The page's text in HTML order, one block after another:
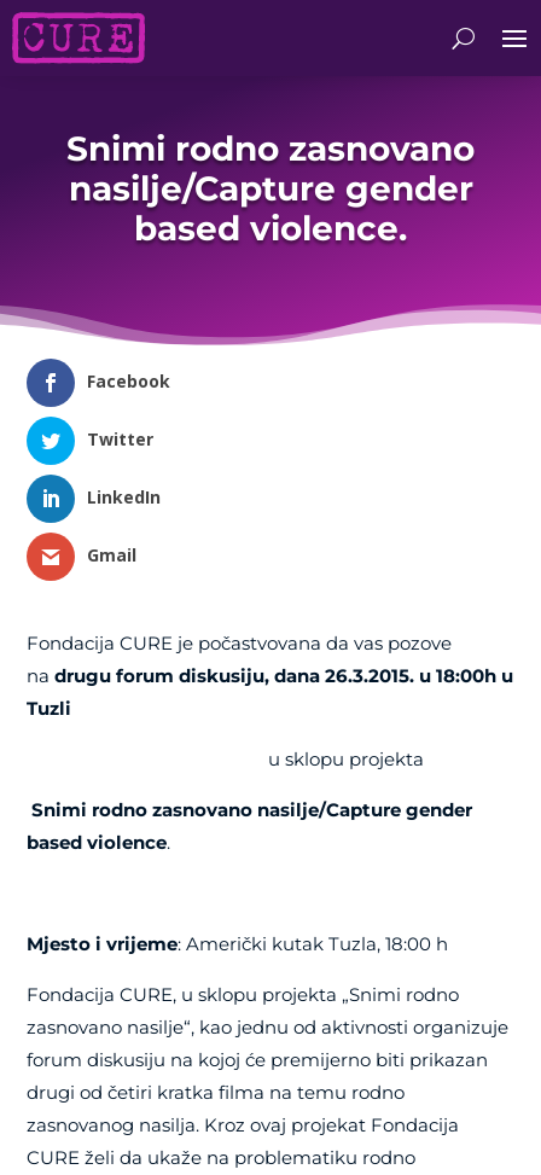
Snimi rodno zasnovano
nasilje/Capture gender
based violence.
Facebook
Twitter
LinkedIn
Gmail
Fondacija CURE je počastvovana da vas pozove
nadrugu forum diskusiju, dana 26.3.2015. u 18:00h u
Tuzli
u sklopu projekta
Snimi rodno zasnovano nasilje/Capture gender
based violence.
Mjesto i vrijeme: Američki kutak Tuzla, 18:00 h
Fondacija CURE, u sklopu projekta „Snimi rodno
zasnovano nasilje“, kao jednu od aktivnosti organizuje
forum diskusiju na kojoj će premijerno biti prikazan
drugi od četiri kratka filma na temu rodno
zasnovanog nasilja. Kroz ovaj projekat Fondacija
CURE želi da ukaže na problematiku rodno